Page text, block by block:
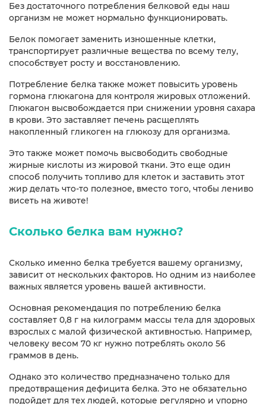
Без достаточного потребления белковой еды наш
организм не может нормально функционировать.
Белок помогает заменить изношенные клетки,
транспортирует различные вещества по всему телу,
способствует росту и восстановлению.
Потребление белка также может повысить уровень
гормона глюкагона для контроля жировых отложений.
Глюкагон высвобождается при снижении уровня сахара
в крови. Это заставляет печень расщеплять
накопленный гликоген на глюкозу для организма.
Это также может помочь высвободить свободные
жирные кислоты из жировой ткани. Это еще один
способ получить топливо для клеток и заставить этот
жир делать что-то полезное, вместо того, чтобы лениво
висеть на животе!
Сколько белка вам нужно?
Сколько именно белка требуется вашему организму,
зависит от нескольких факторов. Но одним из наиболее
важных является уровень вашей активности.
Основная рекомендация по потреблению белка
составляет 0,8 г на килограмм массы тела для здоровых
взрослых с малой физической активностью. Например,
человеку весом 70 кг нужно потреблять около 56
граммов в день.
Однако это количество предназначено только для
предотвращения дефицита белка. Это не обязательно
подойдет для тех людей, которые регулярно и упорно